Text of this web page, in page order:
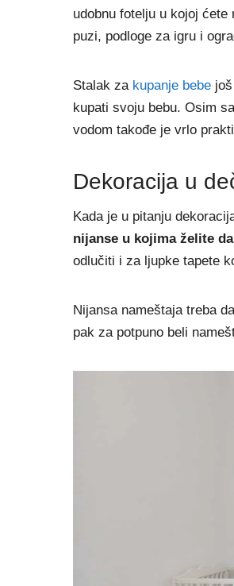
udobnu fotelju u kojoj
puzi, podloge za igru i
Stalak za kupanje bebe
kupati svoju bebu. Osim
vodom takođe je vrlo
Dekoracija u
Kada je u pitanju
nijanse u kojima želite
odlučiti i za ljupke tapete
Nijansa nameštaja treba
pak za potpuno beli